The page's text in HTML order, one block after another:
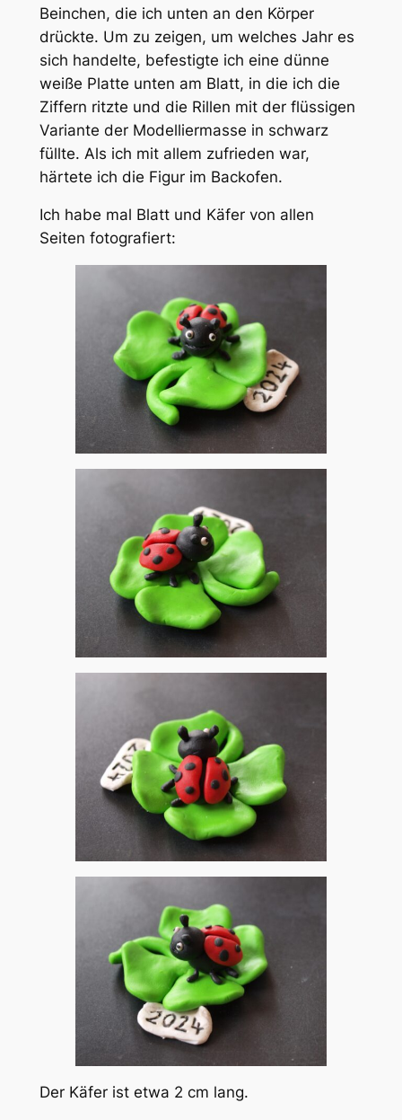
Beinchen, die ich unten an den Körper
drückte. Um zu zeigen, um welches Jahr es
sich handelte, befestigte ich eine dünne
weiße Platte unten am Blatt, in die ich die
Ziffern ritzte und die Rillen mit der flüssigen
Variante der Modelliermasse in schwarz
füllte. Als ich mit allem zufrieden war,
härtete ich die Figur im Backofen.
Ich habe mal Blatt und Käfer von allen
Seiten fotografiert:
Der Käfer ist etwa 2 cm lang.